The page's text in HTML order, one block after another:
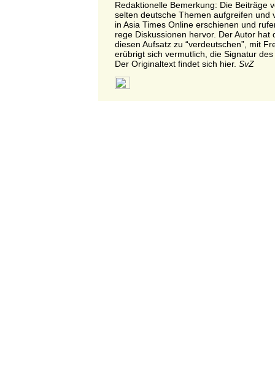
Redaktionelle Bemerkung: Die Beiträge
selten deutsche Themen aufgreifen und
in Asia Times Online erschienen und
rege Diskussionen hervor. Der Autor hat
diesen Aufsatz zu “verdeutschen”, mit
erübrigt sich vermutlich, die Signatur
Der Originaltext findet sich hier. SvZ